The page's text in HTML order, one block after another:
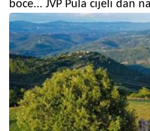
boce... JVP Pula cijeli dan